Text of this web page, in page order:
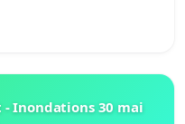
- Inondations 30 mai